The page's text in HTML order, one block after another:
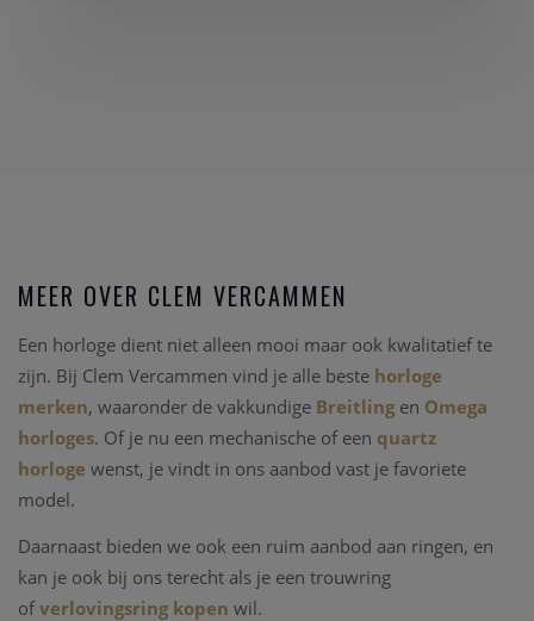
MEER OVER CLEM VERCAMMEN
Een horloge dient niet alleen mooi maar ook kwalitatief te
zijn. Bij Clem Vercammen vind je alle beste horloge
merken, waaronder de vakkundige Breitling en Omega
horloges. Of je nu een mechanische of een quartz
horloge wenst, je vindt in ons aanbod vast je favoriete
model.
Daarnaast bieden we ook een ruim aanbod aan ringen, en
kan je ook bij ons terecht als je een trouwring
ofverlovingsring kopen wil.